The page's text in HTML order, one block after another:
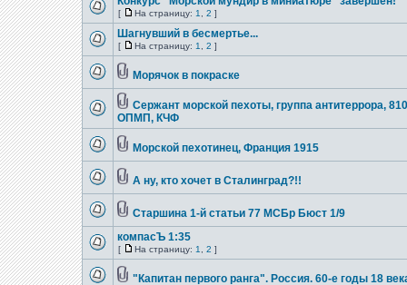
[ На страницу: 1 2 ]
Шагнувший в бесмертье...
[ На страницу: 1 2 ]
Морячок в покраске
Сержант морской пехоты, группа антитеррора, 810
ОПМП, КЧФ
Морской пехотинец, Франция 1915
А ну, кто хочет в Сталинград?!!
Старшина 1-й статьи 77 МСБр Бюст 1/9
компасЪ 1:35
[ На страницу: 1 2 ]
"Капитан первого ранга". Россия. 60-е годы 18